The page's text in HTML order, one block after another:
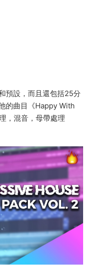
預設，而且還包括25分
的曲目《Happy With
，混音，母帶處理